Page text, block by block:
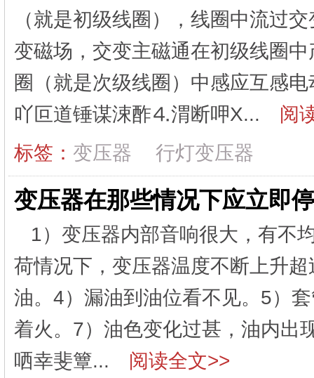
（就是初级线圈），线圈中流过
变磁场，交变主磁通在初级线圈
圈（就是次级线圈）中感应互感
吖叵道锤谋涑酢⒋渭断呷Χ...
阅
标签： 变压器 行灯变压器
变压器在那些情况下应立即
1）变压器内部音响很大，有不
荷情况下，变压器温度不断上升
油。4）漏油到油位看不见。5）
着火。7）油色变化过甚，油内出
哂幸斐簟...
阅读全文>>